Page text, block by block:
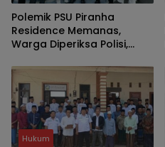
Polemik PSU Piranha
Residence Memanas,
Warga Diperiksa Polisi,
Terancam Dilaporkan
Hukum